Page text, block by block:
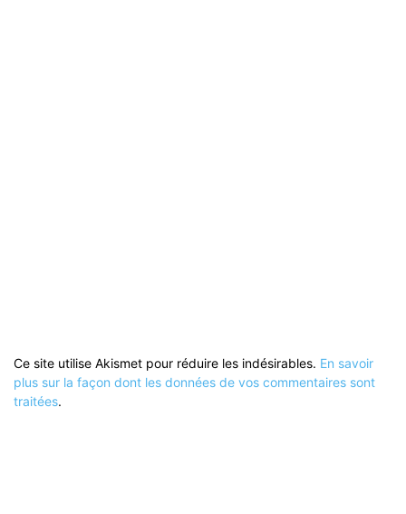
Ce site utilise Akismet pour réduire les indésirables. En savoir
plus sur la façon dont les données de vos commentaires sont
traitées.